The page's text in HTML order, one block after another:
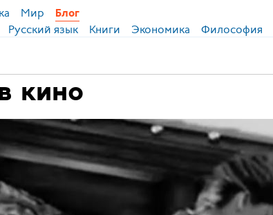
Мир Блог
Русский язык Книги Экономика Философия
кино